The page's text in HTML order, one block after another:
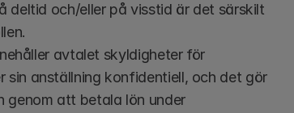
deltid och/eller på visstid är det särskilt
avtalet skyldigheter för
anställning konfidentiell, och det gör
genom att betala lön under